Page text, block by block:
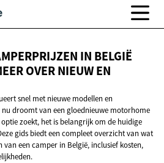
IN BELGIË
OVER NIEUWEN
snel met nieuwe modellen en
droomt van een gloednieuwe motorhome
zoekt, het is belangrijk om de huidige
gids biedt een compleet overzicht van wat
een camper in België, inclusief kosten,